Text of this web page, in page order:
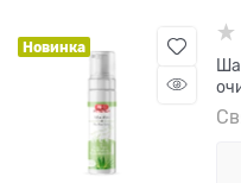
Новинка